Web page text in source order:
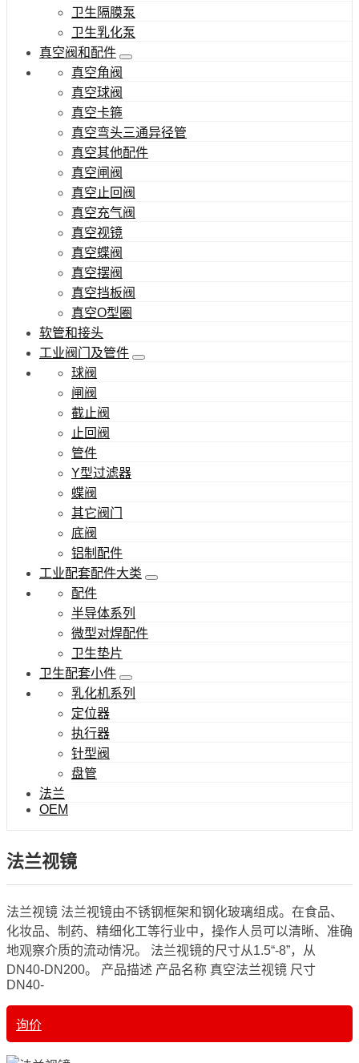
卫生隔膜泵
卫生乳化泵
真空阀和配件
真空角阀
真空球阀
真空卡箍
真空弯头三通异径管
真空其他配件
真空闸阀
真空止回阀
真空充气阀
真空视镜
真空蝶阀
真空摆阀
真空挡板阀
真空O型圈
软管和接头
工业阀门及管件
球阀
闸阀
截止阀
止回阀
管件
Y型过滤器
蝶阀
其它阀门
底阀
铝制配件
工业配套配件大类
配件
半导体系列
微型对焊配件
卫生垫片
卫生配套小件
乳化机系列
定位器
执行器
针型阀
盘管
法兰
OEM
法兰视镜
法兰视镜 法兰视镜由不锈钢框架和钢化玻璃组成。在食品、
化妆品、制药、精细化工等行业中，操作人员可以清晰、准确
地观察介质的流动情况。 法兰视镜的尺寸从1.5“-8”，从
DN40-DN200。 产品描述 产品名称 真空法兰视镜 尺寸
DN40-
询价